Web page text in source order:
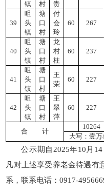
镇
村
贵
39
咀
头
镇
塘
口
村
付
会
玲
60 267
40
咀
头
镇
塘
口
村
龙
村
柱
60 237
41
咀
头
镇
塘
口
村
王
荣
60 227
42
咀
头
镇
塘
口
村
王
翠
萍
60 227
合 计
10264
大写：壹
公示期自2025年10月
凡对上述享受养老金待遇有
系，联系电话：0917-